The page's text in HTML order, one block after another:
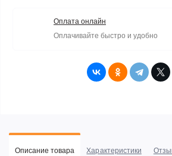
Оплата онлайн
Оплачивайте быстро и удобно
Описание товара Характеристики